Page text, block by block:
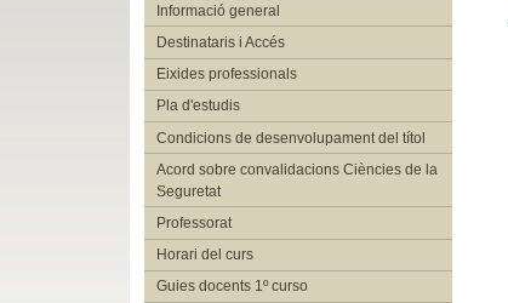
Informació general
Destinataris i Accés
Eixides professionals
Pla d'estudis
Condicions de desenvolupament del títol
Acord sobre convalidacions Ciències de la
Seguretat
Professorat
Horari del curs
Guies docents 1º curso